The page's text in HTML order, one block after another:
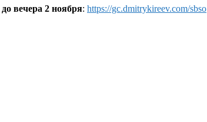
до вечера 2 ноября: https://gc.dmitrykireev.com/sbso